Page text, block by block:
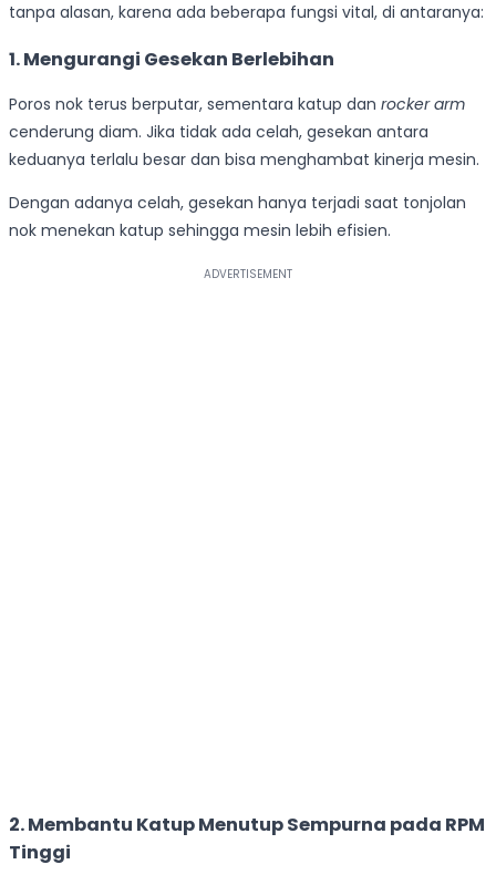
tanpa alasan, karena ada beberapa fungsi vital, di antaranya:
1. Mengurangi Gesekan Berlebihan
Poros nok terus berputar, sementara katup dan rocker arm
cenderung diam. Jika tidak ada celah, gesekan antara
keduanya terlalu besar dan bisa menghambat kinerja mesin.
Dengan adanya celah, gesekan hanya terjadi saat tonjolan
nok menekan katup sehingga mesin lebih efisien.
2. Membantu Katup Menutup Sempurna pada RPM
Tinggi